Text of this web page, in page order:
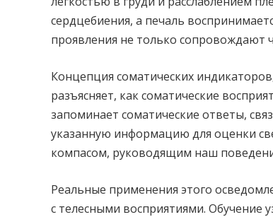
сердцебиения, а печаль
проявления не только сопровождают
Концепция соматических
разъясняет, как соматические
запоминает соматические ответы,
указанную информацию для оценки
компасом, руководящим наш
Реальные применения этого
с телесными восприятиями. Обучение